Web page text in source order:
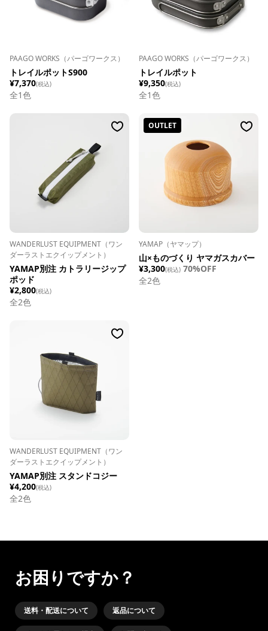
PAAGO WORKS（パーゴワークス）
トレイルポットS900
¥7,370(税込)
全1色
PAAGO WORKS（パーゴワークス）
トレイルポット
¥9,350(税込)
全1色
WANDERLUST EQUIPMENT（ワン
ダーラストエクイップメント）
YAMAP別注 カトラリージップ
ポッド
¥2,800(税込)
全2色
OUTLET
YAMAP（ヤマップ）
山×ものづくり ヤマガスカバー
¥3,300(税込) 70%OFF
全2色
WANDERLUST EQUIPMENT（ワン
ダーラストエクイップメント）
YAMAP別注 スタンドコジー
¥4,200(税込)
全2色
お困りですか？
送料・配送について 返品について